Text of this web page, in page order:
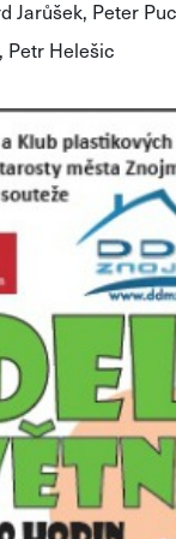
Jarůšek, Peter
Petr Helešic